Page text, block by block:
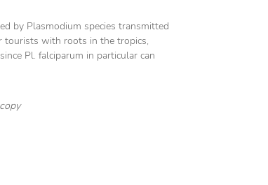
by Plasmodium species transmitted
tourists with roots in the tropics,
Pl. falciparum in particular can